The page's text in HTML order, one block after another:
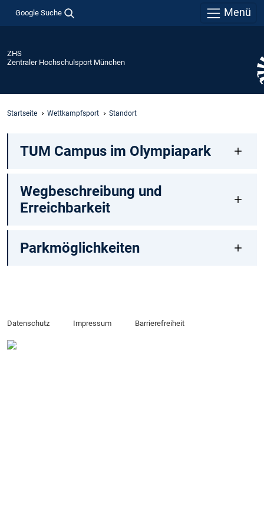
Google Suche Menü
ZHS
Zentraler Hochschulsport München
Startseite Wettkampfsport Standort
TUM Campus im Olympiapark
Wegbeschreibung und
Erreichbarkeit
Parkmöglichkeiten
Datenschutz Impressum Barrierefreiheit